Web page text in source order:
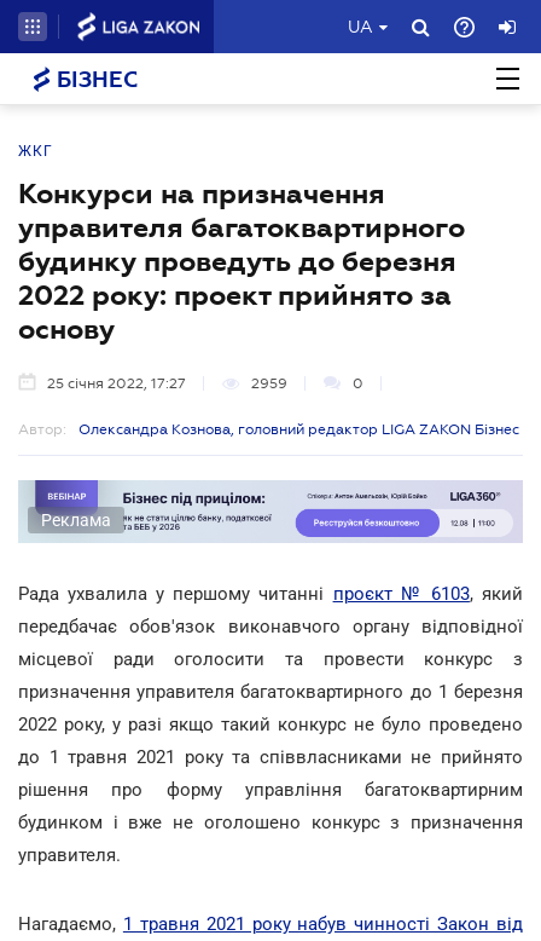
UA
БІЗНЕС
ЖКГ
Конкурси на призначення
управителя багатоквартирного
будинку проведуть до березня
2022 року: проект прийнято за
основу
25 січня 2022, 17:27 2959 0
Автор: Олександра Кознова, головний редактор LIGA ZAKON Бізнес
Реклама
Рада ухвалила у першому читанні проєкт № 6103, який
передбачає обов'язок виконавчого органу відповідної
місцевої ради оголосити та провести конкурс з
призначення управителя багатоквартирного до 1 березня
2022 року, у разі якщо такий конкурс не було проведено
до 1 травня 2021 року та співвласниками не прийнято
рішення про форму управління багатоквартирним
будинком і вже не оголошено конкурс з призначення
управителя.
Нагадаємо, 1 травня 2021 року набув чинності Закон від